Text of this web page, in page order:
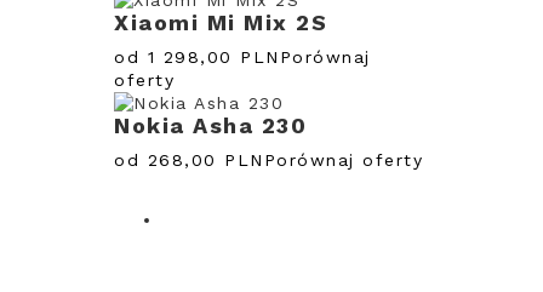
Xiaomi Mi Mix 2S
od 1 298,00 PLN Porównaj
oferty
Nokia Asha 230
od 268,00 PLN Porównaj oferty